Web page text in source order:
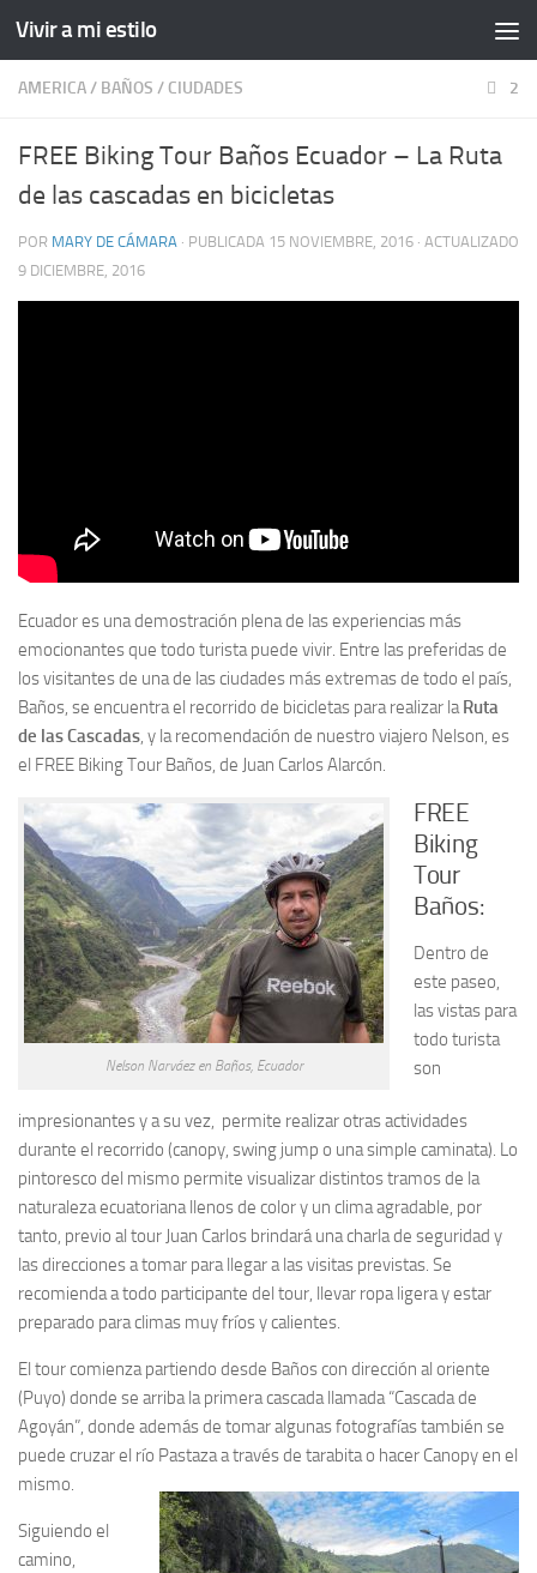
Vivir a mi estilo
AMERICA/ BAÑOS / CIUDADES 2
FREE Biking Tour Baños Ecuador – La Ruta
de las cascadas en bicicletas
POR MARY DE CÁMARA · PUBLICADA 15 NOVIEMBRE, 2016 · ACTUALIZADO
9 DICIEMBRE, 2016
Ecuador es una demostración plena de las experiencias más
emocionantes que todo turista puede vivir. Entre las preferidas de
los visitantes de una de las ciudades más extremas de todo el país,
Baños, se encuentra el recorrido de bicicletas para realizar laRuta
de las Cascadas, y la recomendación de nuestro viajero Nelson, es
el FREE Biking Tour Baños, de Juan Carlos Alarcón.
Nelson Narváez en Baños, Ecuador
FREE
Biking
Tour
Baños:
Dentro de
este paseo,
las vistas para
todo turista
son
impresionantes y a su vez, permite realizar otras actividades
durante el recorrido (canopy, swing jump o una simple caminata). Lo
pintoresco del mismo permite visualizar distintos tramos de la
naturaleza ecuatoriana llenos de color y un clima agradable, por
tanto, previo al tour Juan Carlos brindará una charla de seguridad y
las direcciones a tomar para llegar a las visitas previstas. Se
recomienda a todo participante del tour, llevar ropa ligera y estar
preparado para climas muy fríos y calientes.
El tour comienza partiendo desde Baños con dirección al oriente
(Puyo) donde se arriba la primera cascada llamada “Cascada de
Agoyán”, donde además de tomar algunas fotografías también se
puede cruzar el río Pastaza a través de tarabita o hacer Canopy en el
mismo.
Siguiendo el
camino,